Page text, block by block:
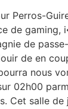
Perros-
de gaming,
de
de en
nous
02h00
Cet salle